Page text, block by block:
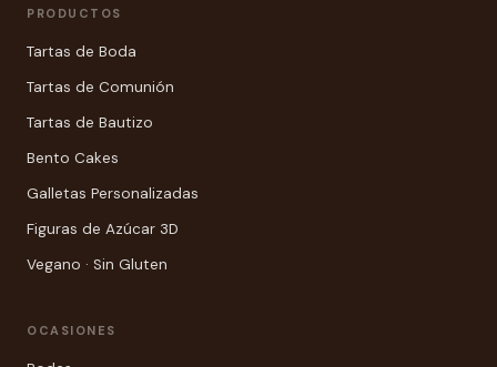
PRODUCTOS
Tartas de Boda
Tartas de Comunión
Tartas de Bautizo
Bento Cakes
Galletas Personalizadas
Figuras de Azúcar 3D
Vegano · Sin Gluten
OCASIONES